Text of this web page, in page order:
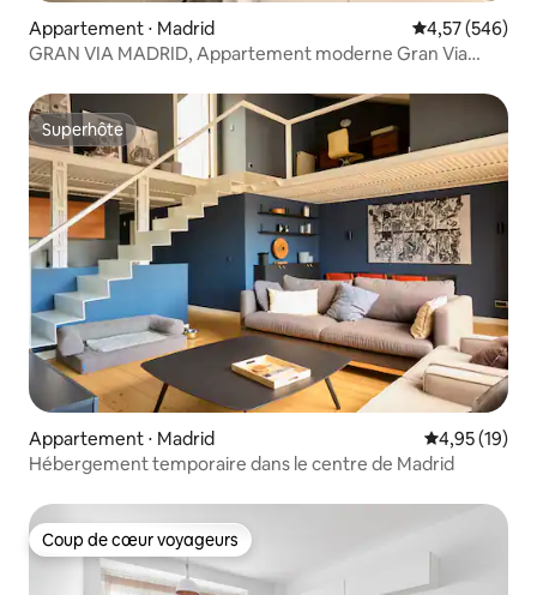
Appartement ⋅ Madrid Évaluation
4,57 (546)
GRAN VIA MADRID, Appartement moderne Gran Via
Superhôte
Superhôte
Appartement ⋅ Madrid Évaluation
4,95 (19)
Hébergement temporaire dans le centre de Madrid
Coup de cœur voyageurs
Coup de cœur voyageurs